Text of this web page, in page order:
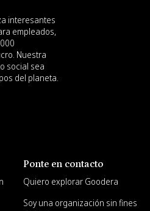
interesantes
empleados,
Nuestra
social sea
del planeta.
Ponte en contacto
Quiero explorar Goodera
Soy una organización sin fines